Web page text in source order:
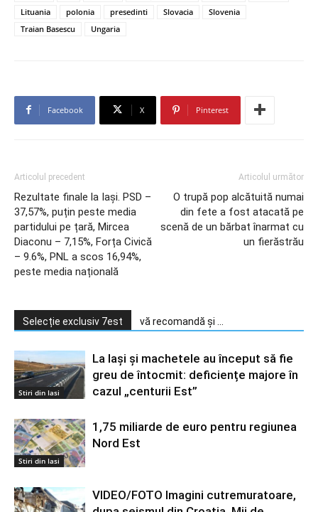
Lituania
polonia presedinti Slovacia
Slovenia
Traian Basescu
Ungaria
Facebook X Pinterest
Articolul precedent
Rezultate finale la Iași. PSD –
37,57%, puțin peste media
partidului pe țară, Mircea
Diaconu – 7,15%, Forța Civică
– 9.6%, PNL a scos 16,94%,
peste media națională
Articolul următor
O trupă pop alcătuită numai
din fete a fost atacată pe
scenă de un bărbat înarmat cu
un fierăstrău
Selecție exclusiv 7est vă recomandă și ...
Stiri din Iasi
La Iași și machetele au început să fie
greu de întocmit: deficiențe majore în
cazul „centurii Est”
Stiri din Iasi
1,75 miliarde de euro pentru regiunea
Nord Est
VIDEO/FOTO Imagini cutremuratoare,